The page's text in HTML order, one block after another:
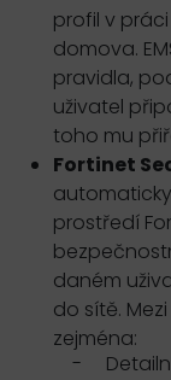
profil v
domova.
pravidla,
uživatel
toho mu
Fortinet
prostředí
daném
do sítě.
zejména:
-